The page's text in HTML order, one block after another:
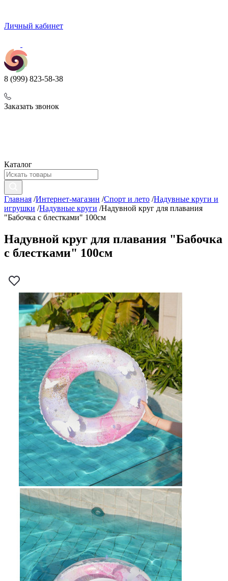
Личный кабинет
8 (999) 823-58-38
Заказать звонок
Каталог
Главная /Интернет-магазин /Спорт и лето /Надувные круги и
игрушки /Надувные круги /Надувной круг для плавания
"Бабочка с блестками" 100см
Надувной круг для плавания "Бабочка
с блестками" 100см